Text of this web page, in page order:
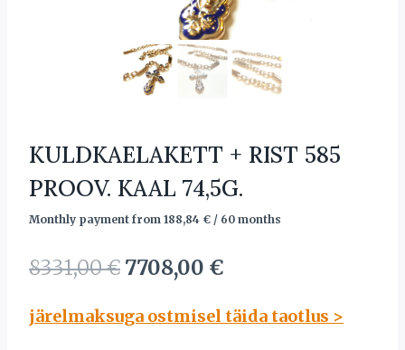
KULDKAELAKETT + RIST 585
PROOV. KAAL 74,5G.
Monthly payment from 188,84 € / 60 months
8331,00€ Algne
oli:
7708,00 €
is:
järelmaksuga ostmisel täida taotlus >